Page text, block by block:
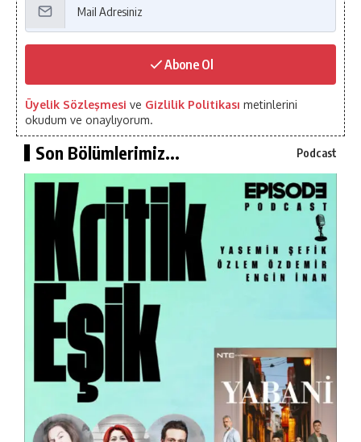
Abone Ol
Üyelik Sözleşmesi ve Gizlilik Politikası metinlerini
okudum ve onaylıyorum.
Son Bölümlerimiz... Podcast